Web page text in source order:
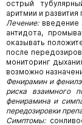
острый
аритмии и развития
Лечение:введение
антидота,
оказывать
после
мониторинг
возможно
Фенирамин и
риска взаимного
фенирамина и
передозировки
Симптомы: